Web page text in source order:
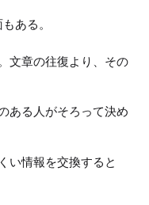
ある。
文章の往復より、その
ある人がそろって決め
い情報を交換すると